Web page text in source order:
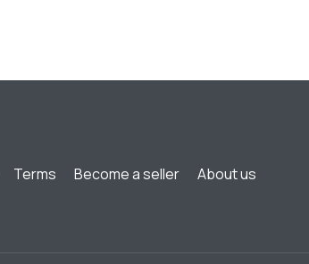
Terms Become a seller About us